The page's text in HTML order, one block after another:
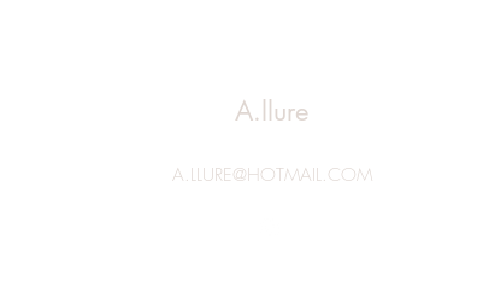
A.llure
A.LLURE@HOTMAIL.COM